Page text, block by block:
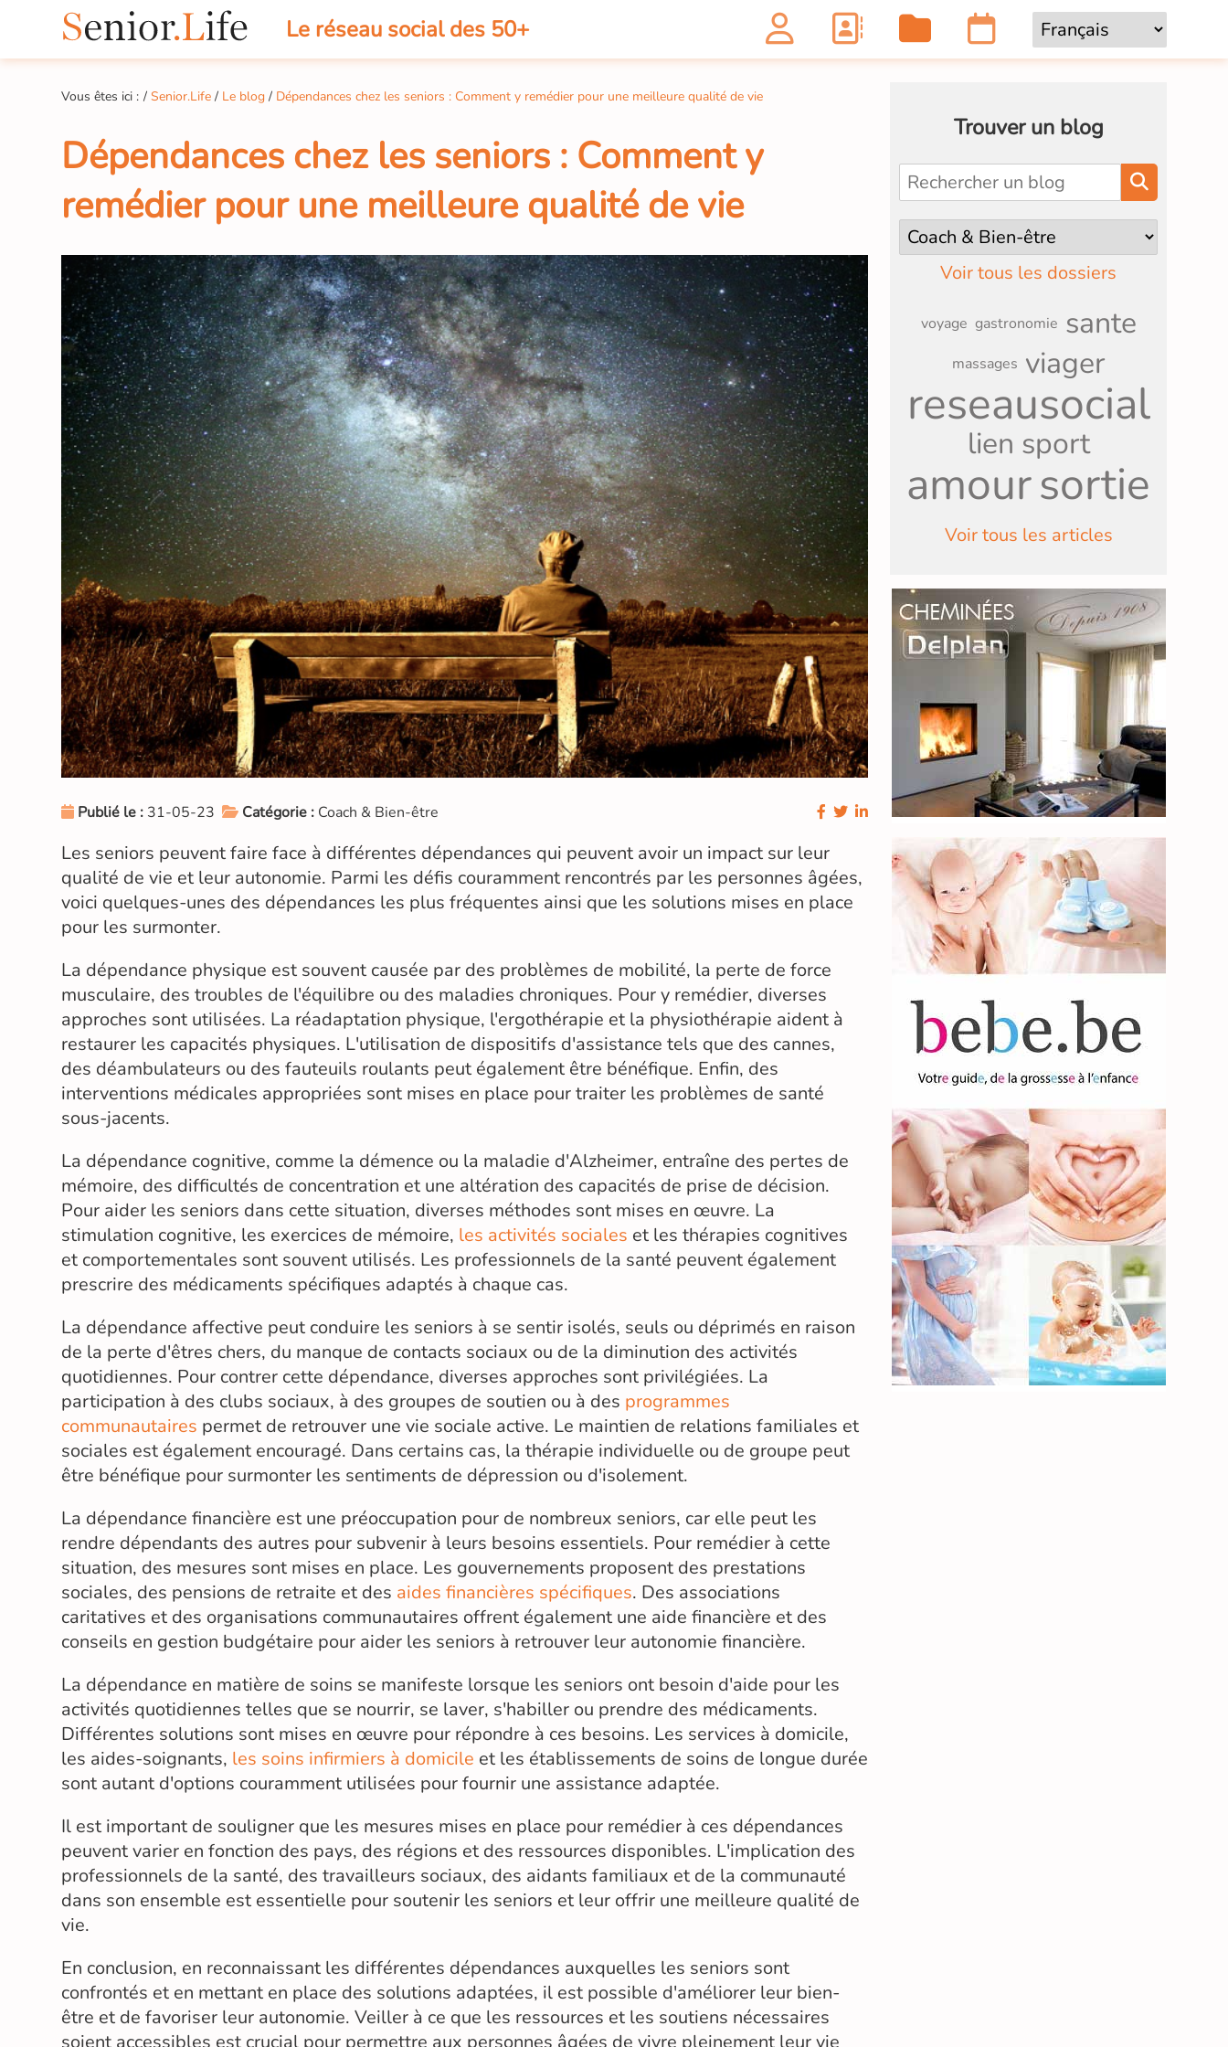
Le réseau social des 50+
Vous êtes ici : Senior.Life Le blog Dépendances chez les seniors : Comment y remédier pour une meilleure qualité de vie
Dépendances chez les seniors : Comment y
remédier pour une meilleure qualité de vie
Publié le : 31-05-23 Catégorie : Coach & Bien-être
Les seniors peuvent faire face à différentes dépendances qui peuvent avoir un impact sur leur
qualité de vie et leur autonomie. Parmi les défis couramment rencontrés par les personnes âgées,
voici quelques-unes des dépendances les plus fréquentes ainsi que les solutions mises en place
pour les surmonter.
La dépendance physique est souvent causée par des problèmes de mobilité, la perte de force
musculaire, des troubles de l'équilibre ou des maladies chroniques. Pour y remédier, diverses
approches sont utilisées. La réadaptation physique, l'ergothérapie et la physiothérapie aident à
restaurer les capacités physiques. L'utilisation de dispositifs d'assistance tels que des cannes,
des déambulateurs ou des fauteuils roulants peut également être bénéfique. Enfin, des
interventions médicales appropriées sont mises en place pour traiter les problèmes de santé
sous-jacents.
La dépendance cognitive, comme la démence ou la maladie d'Alzheimer, entraîne des pertes de
mémoire, des difficultés de concentration et une altération des capacités de prise de décision.
Pour aider les seniors dans cette situation, diverses méthodes sont mises en œuvre. La
stimulation cognitive, les exercices de mémoire, les activités sociales et les thérapies cognitives
et comportementales sont souvent utilisés. Les professionnels de la santé peuvent également
prescrire des médicaments spécifiques adaptés à chaque cas.
La dépendance affective peut conduire les seniors à se sentir isolés, seuls ou déprimés en raison
de la perte d'êtres chers, du manque de contacts sociaux ou de la diminution des activités
quotidiennes. Pour contrer cette dépendance, diverses approches sont privilégiées. La
participation à des clubs sociaux, à des groupes de soutien ou à des programmes
communautaires permet de retrouver une vie sociale active. Le maintien de relations familiales et
sociales est également encouragé. Dans certains cas, la thérapie individuelle ou de groupe peut
être bénéfique pour surmonter les sentiments de dépression ou d'isolement.
La dépendance financière est une préoccupation pour de nombreux seniors, car elle peut les
rendre dépendants des autres pour subvenir à leurs besoins essentiels. Pour remédier à cette
situation, des mesures sont mises en place. Les gouvernements proposent des prestations
sociales, des pensions de retraite et des aides financières spécifiques. Des associations
caritatives et des organisations communautaires offrent également une aide financière et des
conseils en gestion budgétaire pour aider les seniors à retrouver leur autonomie financière.
La dépendance en matière de soins se manifeste lorsque les seniors ont besoin d'aide pour les
activités quotidiennes telles que se nourrir, se laver, s'habiller ou prendre des médicaments.
Différentes solutions sont mises en œuvre pour répondre à ces besoins. Les services à domicile,
les aides-soignants, les soins infirmiers à domicile et les établissements de soins de longue durée
sont autant d'options couramment utilisées pour fournir une assistance adaptée.
Il est important de souligner que les mesures mises en place pour remédier à ces dépendances
peuvent varier en fonction des pays, des régions et des ressources disponibles. L'implication des
professionnels de la santé, des travailleurs sociaux, des aidants familiaux et de la communauté
dans son ensemble est essentielle pour soutenir les seniors et leur offrir une meilleure qualité de
vie.
En conclusion, en reconnaissant les différentes dépendances auxquelles les seniors sont
confrontés et en mettant en place des solutions adaptées, il est possible d'améliorer leur bien-
être et de favoriser leur autonomie. Veiller à ce que les ressources et les soutiens nécessaires
soient accessibles est crucial pour permettre aux personnes âgées de vivre pleinement leur vie
Trouver un blog
Voir tous les dossiers
voyage gastronomie sante
massages viager
reseausocial
lien sport
amoursortie
Voir tous les articles